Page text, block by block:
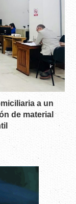
a un
de material